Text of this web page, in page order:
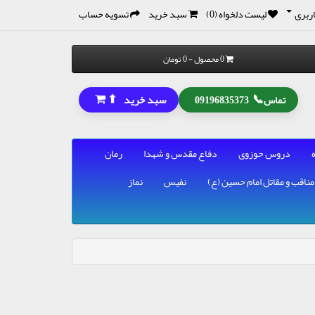
لیست دلخواه (0) سبد خرید تسویه حساب
0 محصول - 0 تومان
تماس📞
09196835373 سبد خرید ⬆
دروس حوزوی دفاع مقدس و شهدا
رمان
مناقب و مقاتل امام حسین (ع) نفیس
نماز